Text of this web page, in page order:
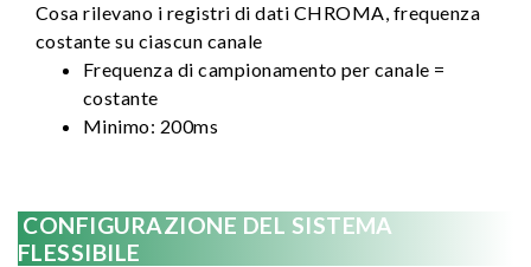
Cosa rilevano i registri di dati CHROMA, frequenza
costante su ciascun canale
Frequenza di campionamento per canale =
costante
Minimo: 200ms
CONFIGURAZIONE DEL SISTEMA
FLESSIBILE